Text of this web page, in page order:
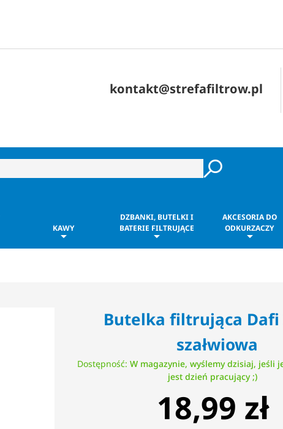
kontakt@strefafiltrow.pl
KAWY
DZBANKI, BUTELKI I
BATERIE FILTRUJĄCE
AKCESORIA DO
ODKURZACZY
Butelka filtrująca Dafi
szałwiowa
Dostępność: W magazynie, wyślemy dzisiaj, jeśli
jest dzień pracujący ;)
18,99 zł